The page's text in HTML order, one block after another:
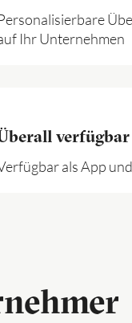
Ihr Unternehmen
verfügbar
als App